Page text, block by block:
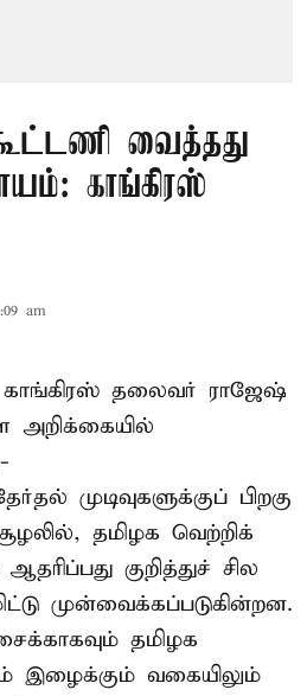
வைத்தது
காங்கிரஸ்
am
காங்கிரஸ் தலைவர் ராஜேஷ்
அறிக்கையில்
முடிவுகளுக்குப் பிறகு
தமிழக வெற்றிக்
குறித்துச் சில
முன்வைக்கப்படுகின்றன.
தமிழக
இழைக்கும் வகையிலும்